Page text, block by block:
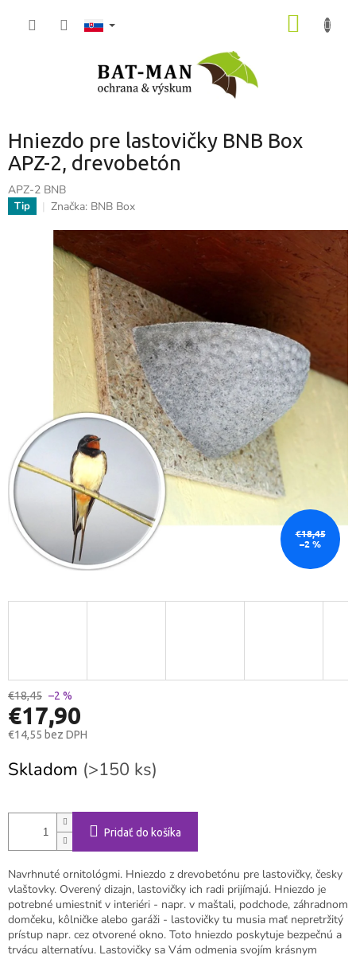
Hniezdo pre lastovičky BNB Box
APZ-2, drevobetón
APZ-2 BNB
Tip Značka: BNB Box
€18,45
–2 %
€18,45 –2 %
€17,90
€14,55 bez DPH
cena:
Skladom (>150 ks)
Pridať do košíka
Navrhnuté ornitológmi. Hniezdo z drevobetónu pre lastovičky, česky
vlaštovky. Overený dizajn, lastovičky ich radi prijímajú. Hniezdo je
potrebné umiestniť v interiéri - napr. v maštali, podchode, záhradnom
domčeku, kôlničke alebo garáži - lastovičky tu musia mať nepretržitý
prístup napr. cez otvorené okno. Toto hniezdo poskytuje bezpečnú a
trvácu alternatívu. Lastovičky sa Vám odmenia svojím krásnym